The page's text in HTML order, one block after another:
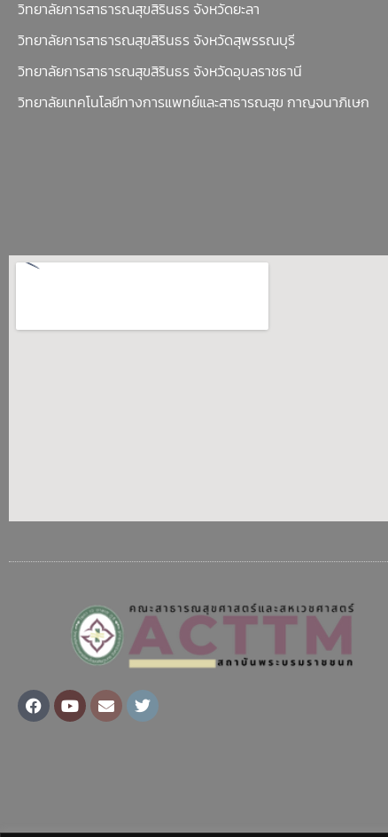
วิทยาลัยการสาธารณสุขสิรินธร จังหวัดยะลา
วิทยาลัยการสาธารณสุขสิรินธร จังหวัดสุพรรณบุรี
วิทยาลัยการสาธารณสุขสิรินธร จังหวัดอุบลราชธานี
วิทยาลัยเทคโนโลยีทางการแพทย์และสาธารณสุข กาญจนาภิเษก
Facebook
YoutubeEnvelopeTwitter